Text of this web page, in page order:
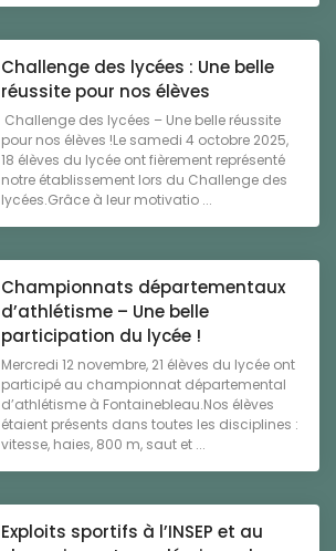
Challenge des lycées : Une belle
réussite pour nos élèves
Challenge des lycées – Une belle réussite
pour nos élèves !Le samedi 4 octobre 2025,
18 élèves du lycée ont fièrement représenté
notre établissement lors du Challenge des
lycées.Grâce à leur motivatio ...
Championnats départementaux
d’athlétisme – Une belle
participation du lycée !
Mercredi 12 novembre, 21 élèves du lycée ont
participé au championnat départemental
d’athlétisme à Fontainebleau.Nos élèves
étaient présents dans toutes les disciplines :
vitesse, haies, 800 m, saut et ...
Exploits sportifs à l’INSEP et au